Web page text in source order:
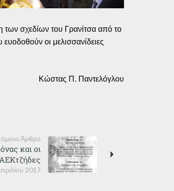
των σχεδίων του Γρανίτσα από το
οι μελισσανίδειες
Κώστας Π. Παντελόγλου
Άρθρο
2017
και οι
ΑΕΚτζήδες